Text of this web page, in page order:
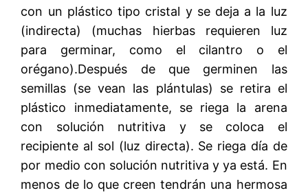
con un plástico tipo cristal y se deja a la luz
(indirecta) (muchas hierbas requieren luz
para germinar, como el cilantro o el
orégano).Después de que germinen las
semillas (se vean las plántulas) se retira el
plástico inmediatamente, se riega la arena
con solución nutritiva y se coloca el
recipiente al sol (luz directa). Se riega día de
por medio con solución nutritiva y ya está. En
menos de lo que creen tendrán una hermosa